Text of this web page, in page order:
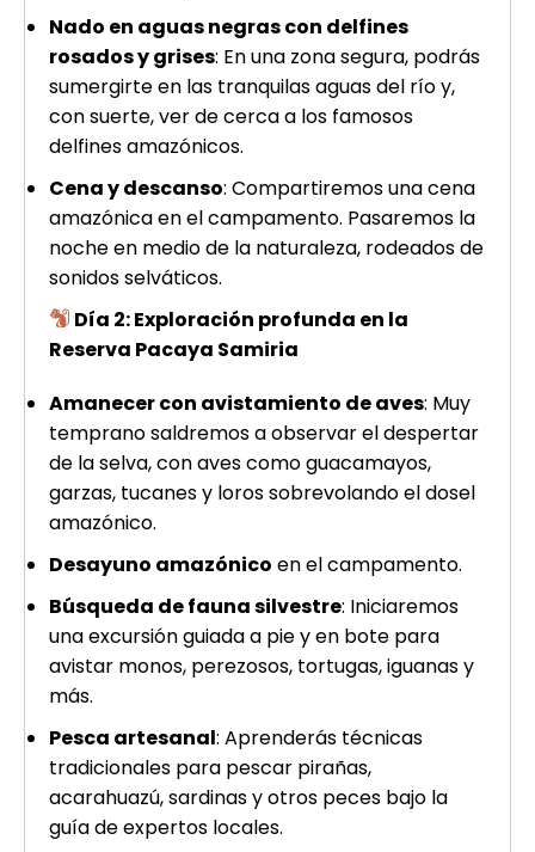
Nado en aguas negras con delfines
rosados y grises: En una zona segura, podrás
sumergirte en las tranquilas aguas del río y,
con suerte, ver de cerca a los famosos
delfines amazónicos.
Cena y descanso: Compartiremos una cena
amazónica en el campamento. Pasaremos la
noche en medio de la naturaleza, rodeados de
sonidos selváticos.
Día 2: Exploración profunda en la
Reserva Pacaya Samiria
Amanecer con avistamiento de aves: Muy
temprano saldremos a observar el despertar
de la selva, con aves como guacamayos,
garzas, tucanes y loros sobrevolando el dosel
amazónico.
Desayuno amazónico en el campamento.
Búsqueda de fauna silvestre: Iniciaremos
una excursión guiada a pie y en bote para
avistar monos, perezosos, tortugas, iguanas y
más.
Pesca artesanal: Aprenderás técnicas
tradicionales para pescar pirañas,
acarahuazú, sardinas y otros peces bajo la
guía de expertos locales.